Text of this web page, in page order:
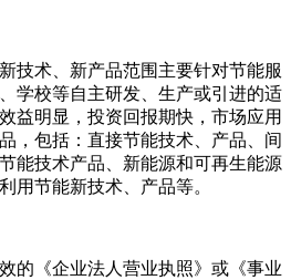
技术、新产品范围主要针对节能服
学校等自主研发、生产或引进的适
益明显，投资回报期快，市场应用
，包括：直接节能技术、产品、间
能技术产品、新能源和可再生能源
用节能新技术、产品等。
的《企业法人营业执照》或《事业